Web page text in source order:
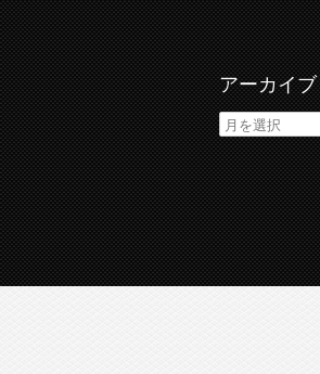
アーカイブ
ア
ー
カ
イ
ブ